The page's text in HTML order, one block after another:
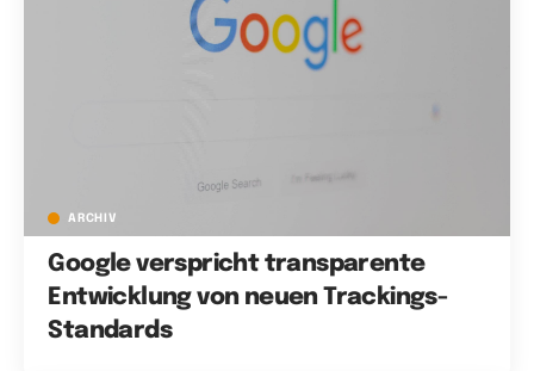
ARCHIV
Google verspricht transparente
Entwicklung von neuen Trackings-
Standards